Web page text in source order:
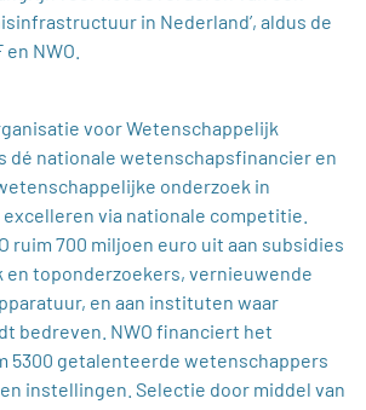
in Nederland’, aldus de
NWO.
voor Wetenschappelijk
dé nationale wetenschapsfinancier en
onderzoek in
via nationale competitie.
ruim 700 miljoen euro uit aan subsidies
en toponderzoekers, vernieuwende
en aan instituten waar
bedreven. NWO financiert het
5300 getalenteerde wetenschappers
instellingen. Selectie door middel van